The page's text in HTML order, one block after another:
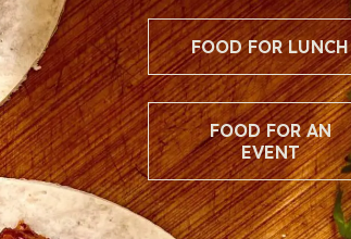
FOOD FOR LUNCH
FOOD FOR AN
EVENT